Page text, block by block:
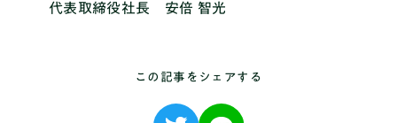
代表取締役社長 安倍 智光
この記事をシェアする